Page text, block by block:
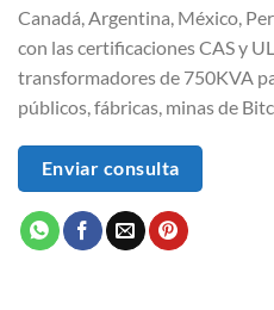
Canadá, Argentina, México,
con las certificaciones CAS y
transformadores de 750KVA
públicos, fábricas, minas de
Enviar consulta